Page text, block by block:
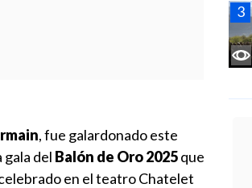
, fue galardonado este
del Balón de Oro 2025que
en el teatro Chatelet